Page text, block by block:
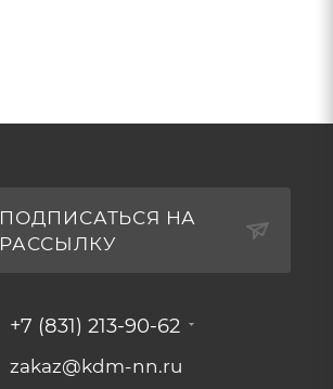
ПОДПИСАТЬСЯ НА
РАССЫЛКУ
+7 (831) 213-90-62
zakaz@kdm-nn.ru